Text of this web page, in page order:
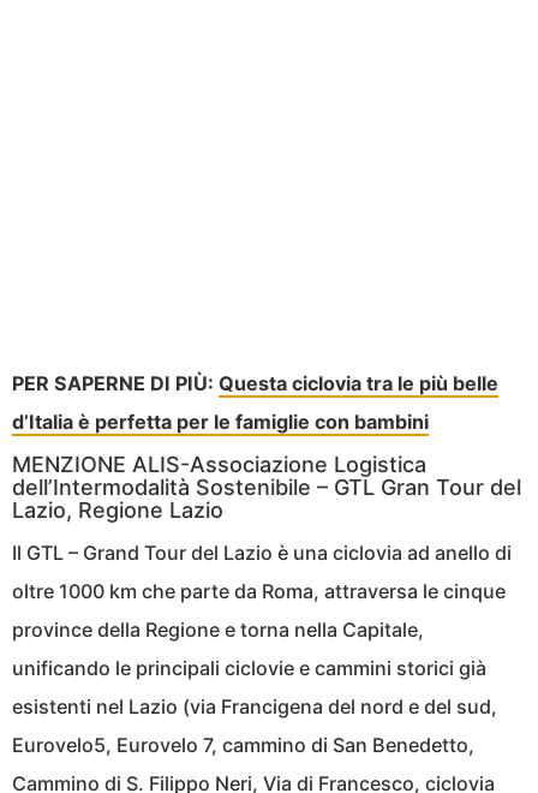
PER SAPERNE DI PIÙ: Questa ciclovia tra le più belle
d’Italia è perfetta per le famiglie con bambini
MENZIONE ALIS-Associazione Logistica
dell’Intermodalità Sostenibile – GTL Gran Tour del
Lazio, Regione Lazio
Il GTL – Grand Tour del Lazio è una ciclovia ad anello di
oltre 1000 km che parte da Roma, attraversa le cinque
province della Regione e torna nella Capitale,
unificando le principali ciclovie e cammini storici già
esistenti nel Lazio (via Francigena del nord e del sud,
Eurovelo5, Eurovelo 7, cammino di San Benedetto,
Cammino di S. Filippo Neri, Via di Francesco, ciclovia